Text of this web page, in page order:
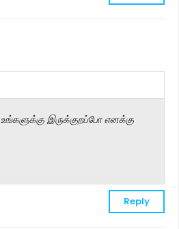
உங்களுக்கு இருக்குறப்போ எனக்கு
Reply